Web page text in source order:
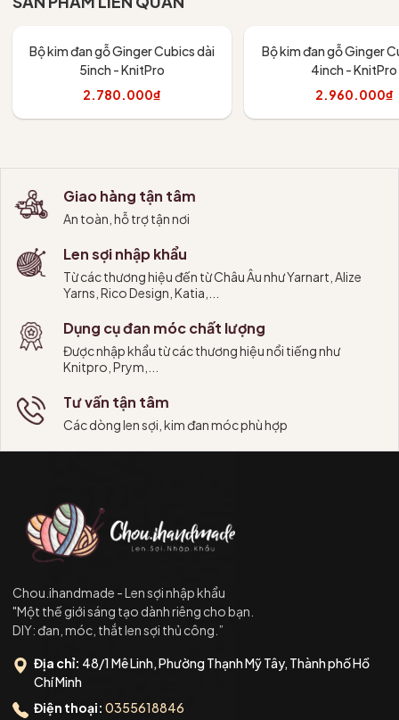
Bộ kim đan gỗ Ginger Cubics dài
5inch - KnitPro
2.780.000₫
Bộ kim đan gỗ Ginger
4inch - KnitPro
2.960.000₫
Giao hàng tận tâm
An toàn, hỗ trợ tận nơi
Len sợi nhập khẩu
Từ các thương hiệu đến từ Châu Âu như Yarnart, Alize
Yarns, Rico Design, Katia,...
Dụng cụ đan móc chất lượng
Được nhập khẩu từ các thương hiệu nổi tiếng như
Knitpro, Prym,...
Tư vấn tận tâm
Các dòng len sợi, kim đan móc phù hợp
Chou.ihandmade - Len sợi nhập khẩu
"Một thế giới sáng tạo dành riêng cho bạn.
DIY: đan, móc, thắt len sợi thủ công.”
Địa chỉ: 48/1 Mê Linh, Phường Thạnh Mỹ Tây, Thành phố Hồ
Chí Minh
Điện thoại: 0355618846